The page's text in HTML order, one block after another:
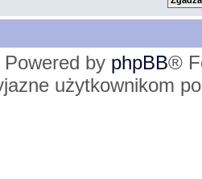
Powered by phpBB®
użytkownikom